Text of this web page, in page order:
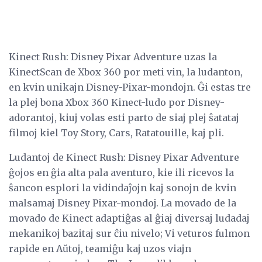
Kinect Rush: Disney Pixar Adventure uzas la
KinectScan de Xbox 360 por meti vin, la ludanton,
en kvin unikajn Disney-Pixar-mondojn. Ĝi estas tre
la plej bona Xbox 360 Kinect-ludo por Disney-
adorantoj, kiuj volas esti parto de siaj plej ŝatataj
filmoj kiel Toy Story, Cars, Ratatouille, kaj pli.
Ludantoj de Kinect Rush: Disney Pixar Adventure
ĝojos en ĝia alta pala aventuro, kie ili ricevos la
ŝancon esplori la vidindaĵojn kaj sonojn de kvin
malsamaj Disney Pixar-mondoj. La movado de la
movado de Kinect adaptiĝas al ĝiaj diversaj ludadaj
mekanikoj bazitaj sur ĉiu nivelo; Vi veturos fulmon
rapide en Aŭtoj, teamiĝu kaj uzos viajn